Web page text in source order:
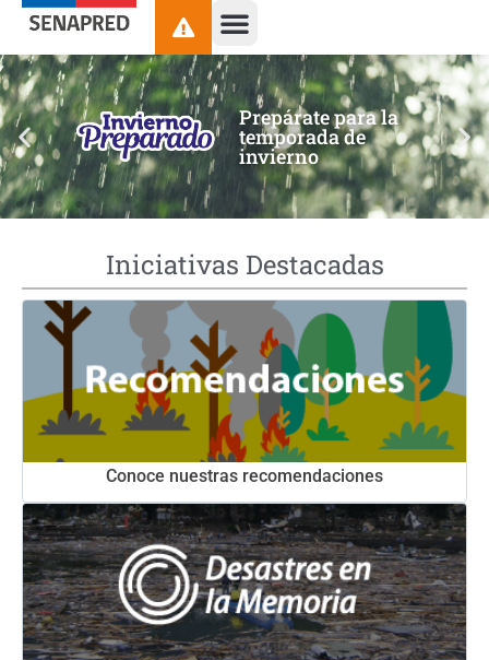
contenido
Prepárate para la
temporada de
invierno
Iniciativas Destacadas
Conoce nuestras recomendaciones